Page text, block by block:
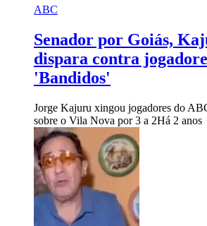
ABC
Senador por Goiás,
dispara contra
'Bandidos'
Jorge Kajuru xingou jogadores do
sobre o Vila Nova por 3 a 2Há 2 anos